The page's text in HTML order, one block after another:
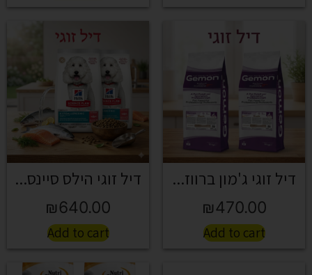
דיל זוגי ג'מון ברווז...
₪470.00
Add to cart
דיל זוגי הילס סיינס...
₪640.00
Add to cart